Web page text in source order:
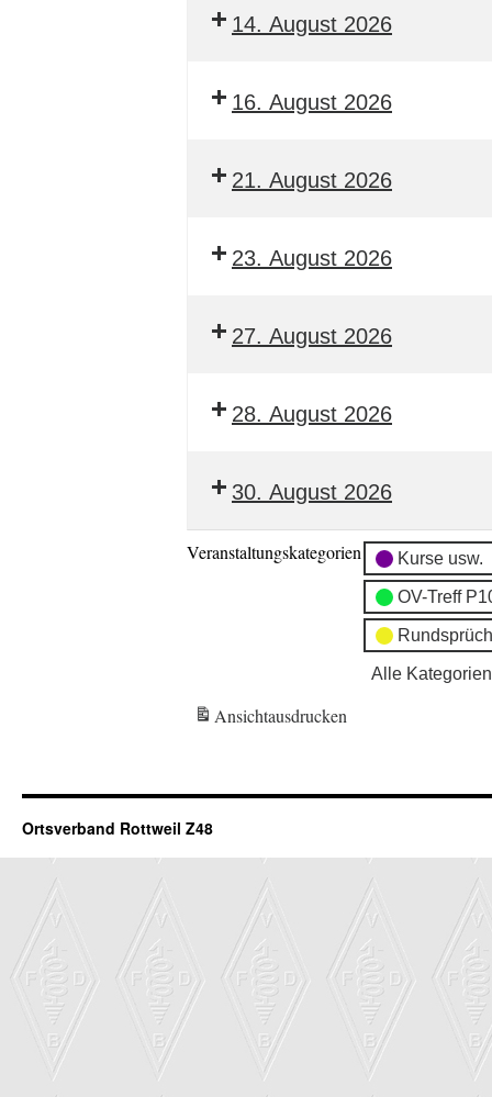
14. August 2026
16. August 2026
21. August 2026
23. August 2026
27. August 2026
28. August 2026
30. August 2026
Veranstaltungskategorien Kurse usw.
OV-Treff
Alle Kategorien
Ansichtausdrucken
Ortsverband Rottweil Z48